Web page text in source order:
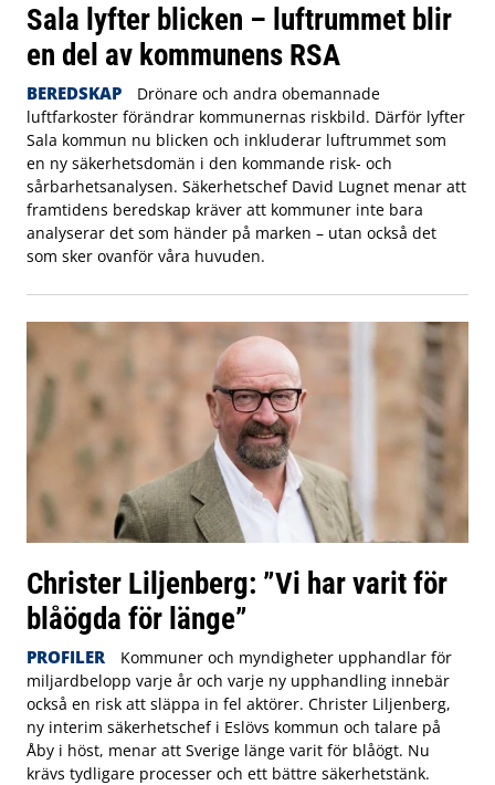
Sala lyfter blicken – luftrummet blir
en del av kommunens RSA
BEREDSKAP
Drönare och andra obemannade
luftfarkoster förändrar kommunernas riskbild. Därför lyfter
Sala kommun nu blicken och inkluderar luftrummet som
en ny säkerhetsdomän i den kommande risk- och
sårbarhetsanalysen. Säkerhetschef David Lugnet menar att
framtidens beredskap kräver att kommuner inte bara
analyserar det som händer på marken – utan också det
som sker ovanför våra huvuden.
Christer Liljenberg: ”Vi har varit för
blåögda för länge”
PROFILER
Kommuner och myndigheter upphandlar för
miljardbelopp varje år och varje ny upphandling innebär
också en risk att släppa in fel aktörer. Christer Liljenberg,
ny interim säkerhetschef i Eslövs kommun och talare på
Åby i höst, menar att Sverige länge varit för blåögt. Nu
krävs tydligare processer och ett bättre säkerhetstänk.